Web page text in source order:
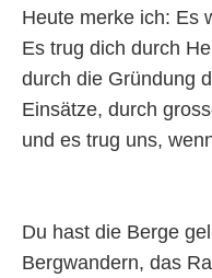
Heute merke ich: Es
Es trug dich durch
durch die Gründung
Einsätze, durch
und es trug uns,
Du hast die Berge
Bergwandern, das